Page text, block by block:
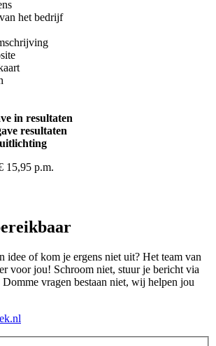
het bedrijf
in resultaten
resultaten
15,95 p.m.
idee of kom je ergens niet uit? Het team van
voor jou! Schroom niet, stuur je bericht via
vragen bestaan niet, wij helpen jou